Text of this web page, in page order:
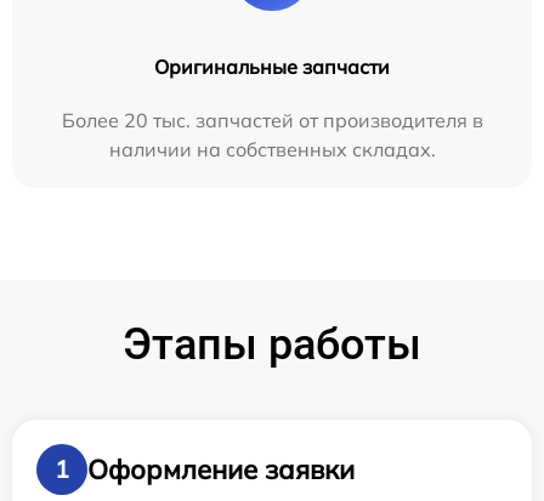
Оригинальные запчасти
Более 20 тыс. запчастей от производителя в
наличии на собственных складах.
Этапы работы
1
Оформление заявки